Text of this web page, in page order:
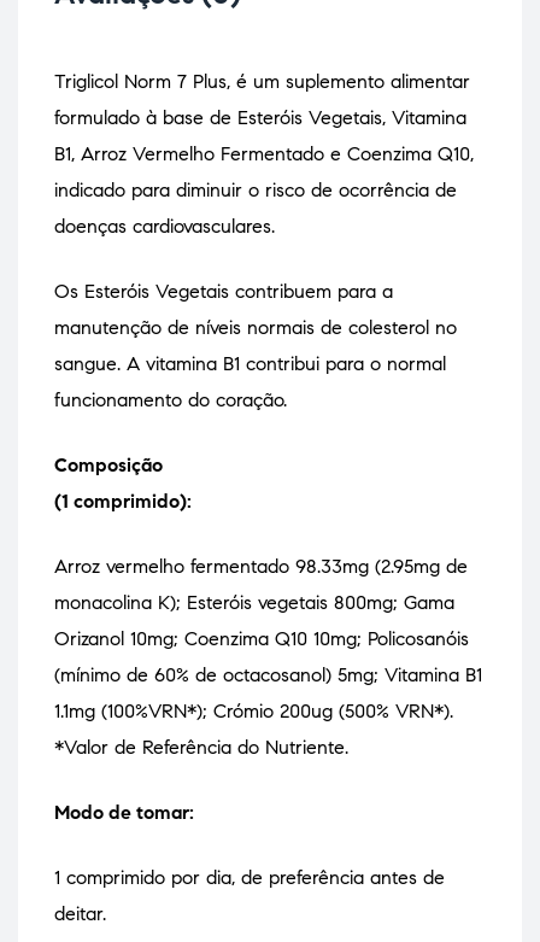
Triglicol Norm 7 Plus, é um suplemento alimentar
formulado à base de Esteróis Vegetais, Vitamina
B1, Arroz Vermelho Fermentado e Coenzima Q10,
indicado para diminuir o risco de ocorrência de
doenças cardiovasculares.
Os Esteróis Vegetais contribuem para a
manutenção de níveis normais de colesterol no
sangue. A vitamina B1 contribui para o normal
funcionamento do coração.
Composição
(1 comprimido):
Arroz vermelho fermentado 98.33mg (2.95mg de
monacolina K); Esteróis vegetais 800mg; Gama
Orizanol 10mg; Coenzima Q10 10mg; Policosanóis
(mínimo de 60% de octacosanol) 5mg; Vitamina B1
1.1mg (100%VRN*); Crómio 200ug (500% VRN*).
*Valor de Referência do Nutriente.
Modo de tomar:
1 comprimido por dia, de preferência antes de
deitar.